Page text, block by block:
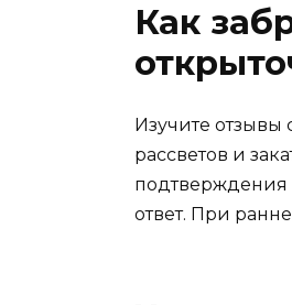
Как
Изучите отзывы
рассветов и
подтверждения
ответ. При